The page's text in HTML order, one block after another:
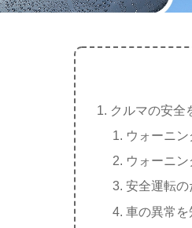
クルマの安全
ウォーニン
ウォーニ
安全運転
車の異常